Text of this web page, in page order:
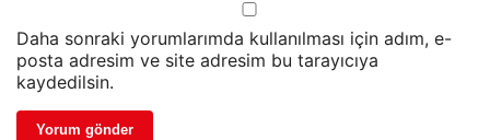
Daha sonraki yorumlarımda kullanılması için adım, e-
posta adresim ve site adresim bu tarayıcıya
kaydedilsin.